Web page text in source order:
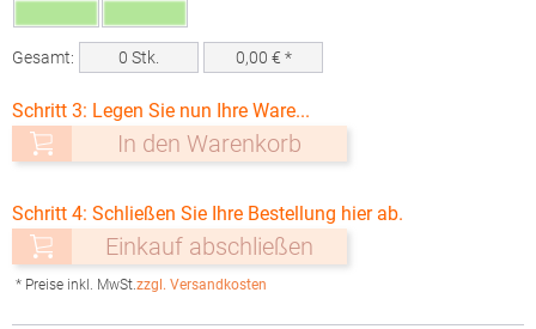
Gesamt: 0 Stk. 0,00 € *
Schritt 3: Legen Sie nun Ihre Ware...
In den Warenkorb
Schritt 4: Schließen Sie Ihre Bestellung hier ab.
Einkauf abschließen
* Preise inkl. MwSt.zzgl. Versandkosten